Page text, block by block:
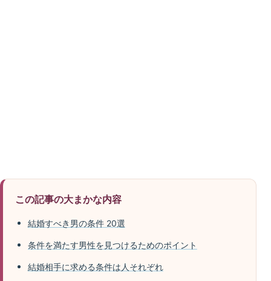
この記事の大まかな内容
結婚すべき男の条件 20選
条件を満たす男性を見つけるためのポイント
結婚相手に求める条件は人それぞれ